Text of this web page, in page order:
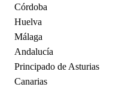
Córdoba
Huelva
Málaga
Andalucía
Principado de Asturias
Canarias